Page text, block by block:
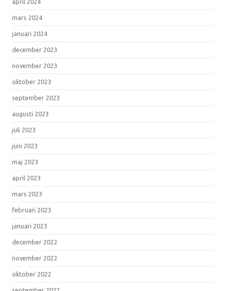
april 2024
mars 2024
januari 2024
december 2023
november 2023
oktober 2023
september 2023
augusti 2023
juli 2023
juni 2023
maj 2023
april 2023
mars 2023
februari 2023
januari 2023
december 2022
november 2022
oktober 2022